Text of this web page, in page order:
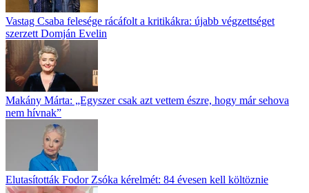
Vastag Csaba felesége rácáfolt a kritikákra: újabb végzettséget
szerzett Domján Evelin
Makány Márta: „Egyszer csak azt vettem észre, hogy már sehova
nem hívnak”
Elutasították Fodor Zsóka kérelmét: 84 évesen kell költöznie